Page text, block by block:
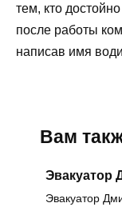
тем, кто
после работы
написав имя
Вам
Эвакуатор
Эвакуатор